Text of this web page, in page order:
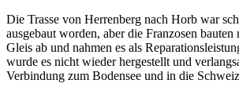
Die Trasse von Herrenberg nach Horb war
ausgebaut worden, aber die Franzosen
Gleis ab und nahmen es als
wurde es nicht wieder hergestellt und
Verbindung zum Bodensee und in die